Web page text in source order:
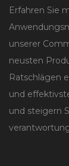
Erfahren Sie
unserer
neusten
Ratschlägen
und
und steigern